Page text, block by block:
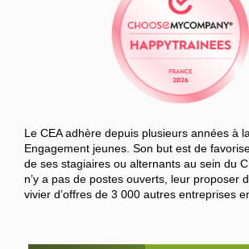
Le CEA adhère depuis plusieurs années à
Engagement jeunes. Son but est de
de ses stagiaires ou alternants au sein du
n’y a pas de postes ouverts, leur proposer
vivier d’offres de 3 000 autres entreprises